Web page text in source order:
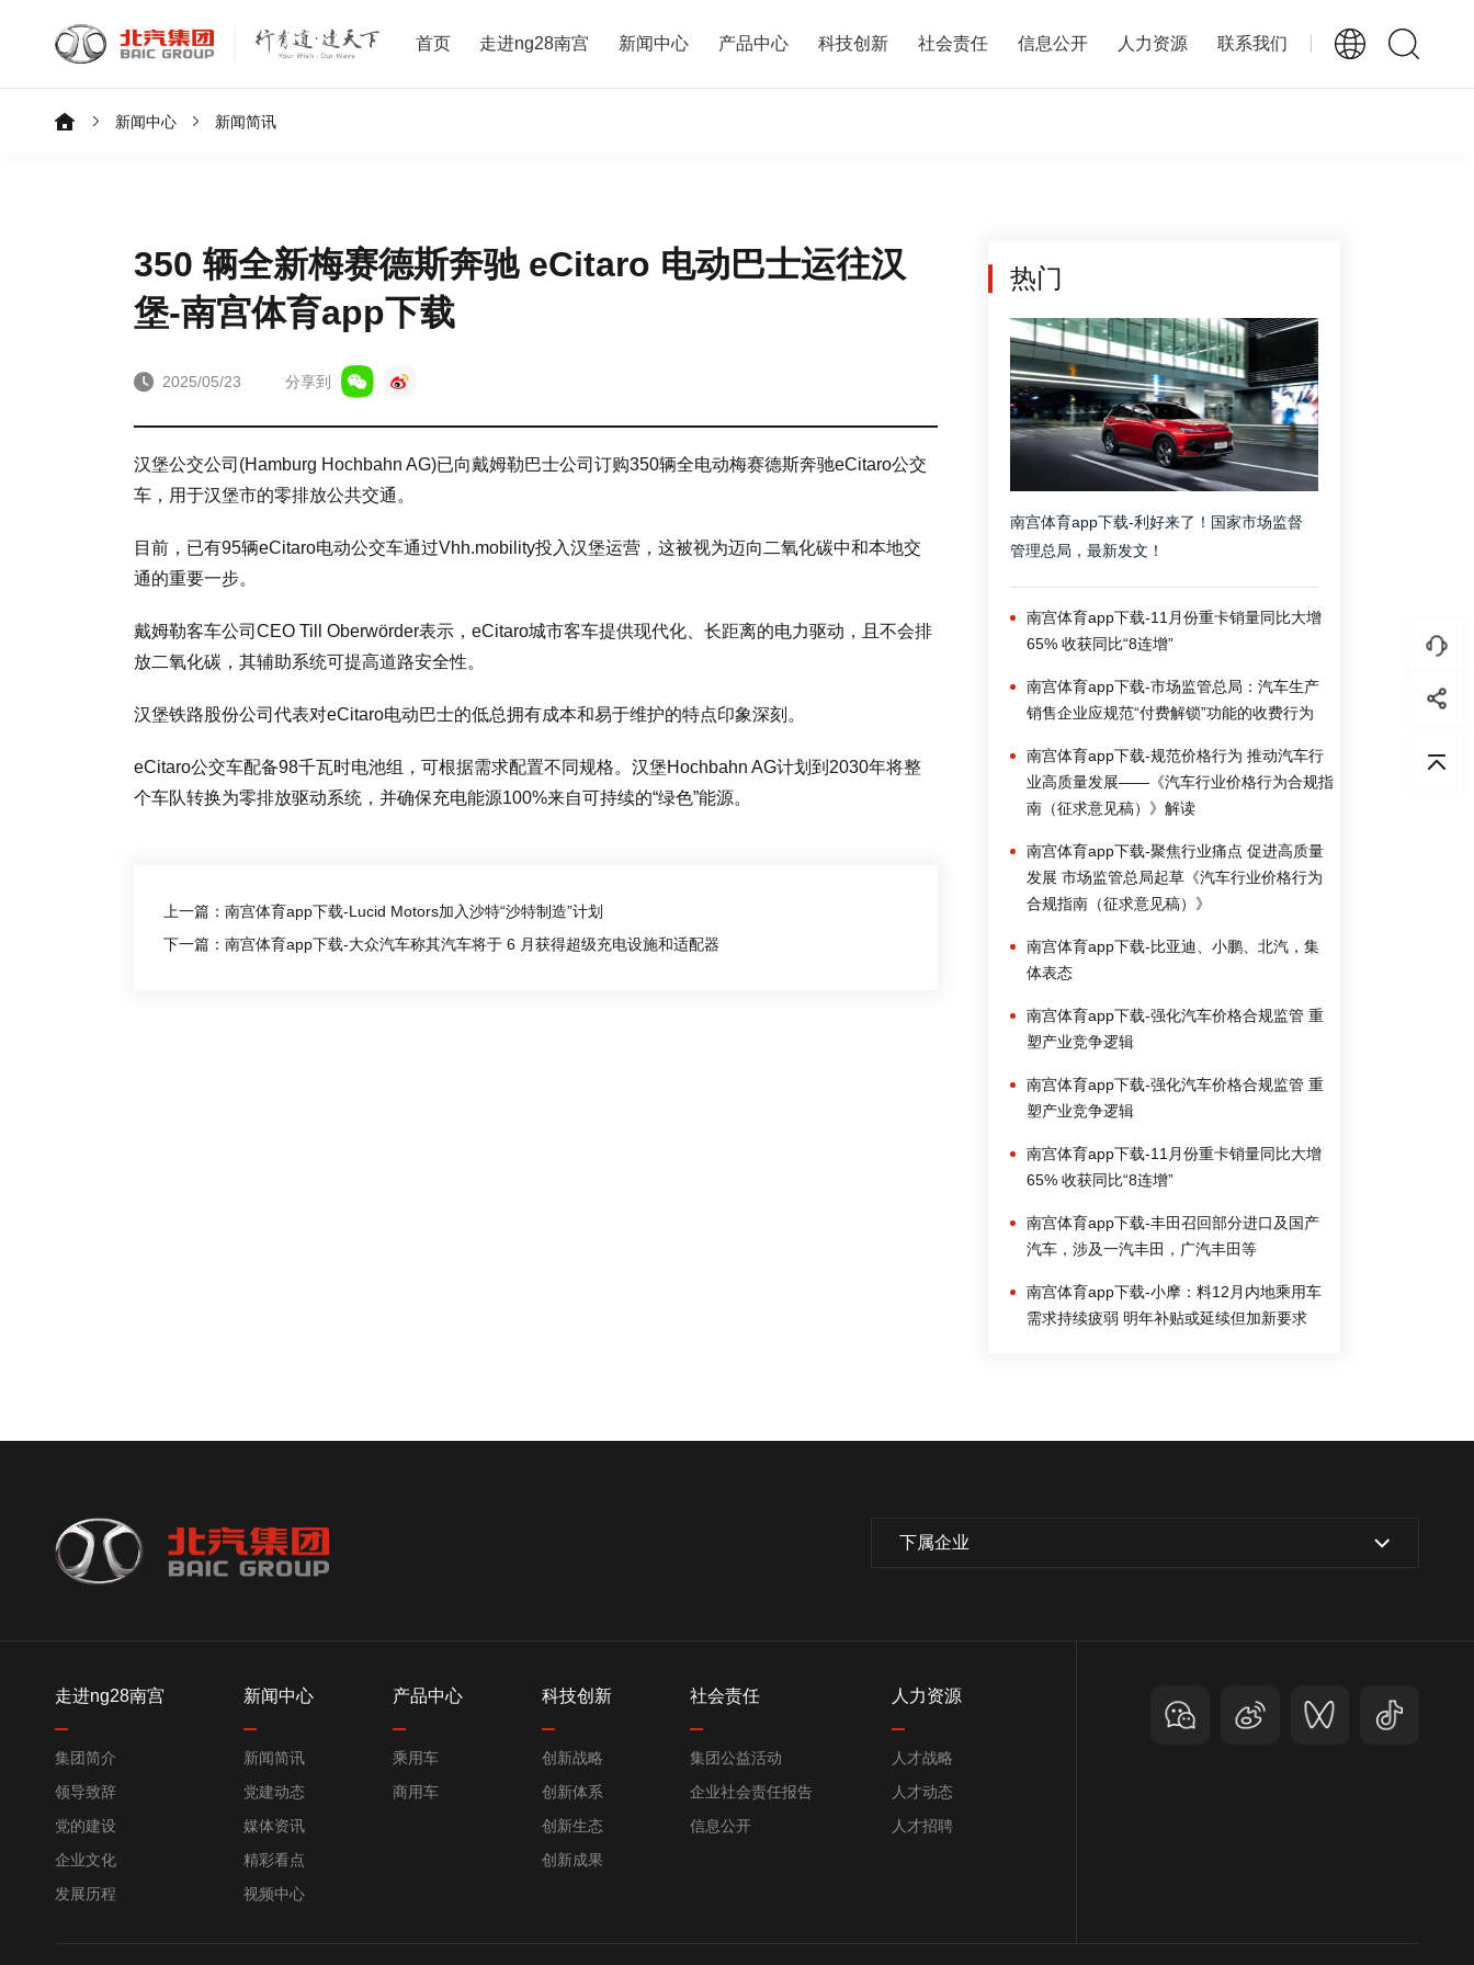
首页 走进ng28南宫 新闻中心 产品中心 科技创新 社会责任 信息公开 人力资源 联系我们
新闻中心 新闻简讯
350 辆全新梅赛德斯奔驰 eCitaro 电动巴士运往汉
堡-南宫体育app下载
2025/05/23 分享到
汉堡公交公司(Hamburg Hochbahn AG)已向戴姆勒巴士公司订购350辆全电动梅赛德斯奔驰eCitaro公交
车，用于汉堡市的零排放公共交通。
目前，已有95辆eCitaro电动公交车通过Vhh.mobility投入汉堡运营，这被视为迈向二氧化碳中和本地交
通的重要一步。
戴姆勒客车公司CEO Till Oberwörder表示，eCitaro城市客车提供现代化、长距离的电力驱动，且不会排
放二氧化碳，其辅助系统可提高道路安全性。
汉堡铁路股份公司代表对eCitaro电动巴士的低总拥有成本和易于维护的特点印象深刻。
eCitaro公交车配备98千瓦时电池组，可根据需求配置不同规格。汉堡Hochbahn AG计划到2030年将整
个车队转换为零排放驱动系统，并确保充电能源100%来自可持续的“绿色”能源。
上一篇：南宫体育app下载-Lucid Motors加入沙特“沙特制造”计划
下一篇：南宫体育app下载-大众汽车称其汽车将于 6 月获得超级充电设施和适配器
热门
南宫体育app下载-利好来了！国家市场监督
管理总局，最新发文！
南宫体育app下载-11月份重卡销量同比大增
65% 收获同比“8连增”
南宫体育app下载-市场监管总局：汽车生产
销售企业应规范“付费解锁”功能的收费行为
南宫体育app下载-规范价格行为 推动汽车行
业高质量发展——《汽车行业价格行为合规指
南（征求意见稿）》解读
南宫体育app下载-聚焦行业痛点 促进高质量
发展 市场监管总局起草《汽车行业价格行为
合规指南（征求意见稿）》
南宫体育app下载-比亚迪、小鹏、北汽，集
体表态
南宫体育app下载-强化汽车价格合规监管 重
塑产业竞争逻辑
南宫体育app下载-强化汽车价格合规监管 重
塑产业竞争逻辑
南宫体育app下载-11月份重卡销量同比大增
65% 收获同比“8连增”
南宫体育app下载-丰田召回部分进口及国产
汽车，涉及一汽丰田，广汽丰田等
南宫体育app下载-小摩：料12月内地乘用车
需求持续疲弱 明年补贴或延续但加新要求
下属企业
走进ng28南宫
集团简介
领导致辞
党的建设
企业文化
发展历程
新闻中心
新闻简讯
党建动态
媒体资讯
精彩看点
视频中心
产品中心
乘用车
商用车
科技创新
创新战略
创新体系
创新生态
创新成果
社会责任
集团公益活动
企业社会责任报告
信息公开
人力资源
人才战略
人才动态
人才招聘